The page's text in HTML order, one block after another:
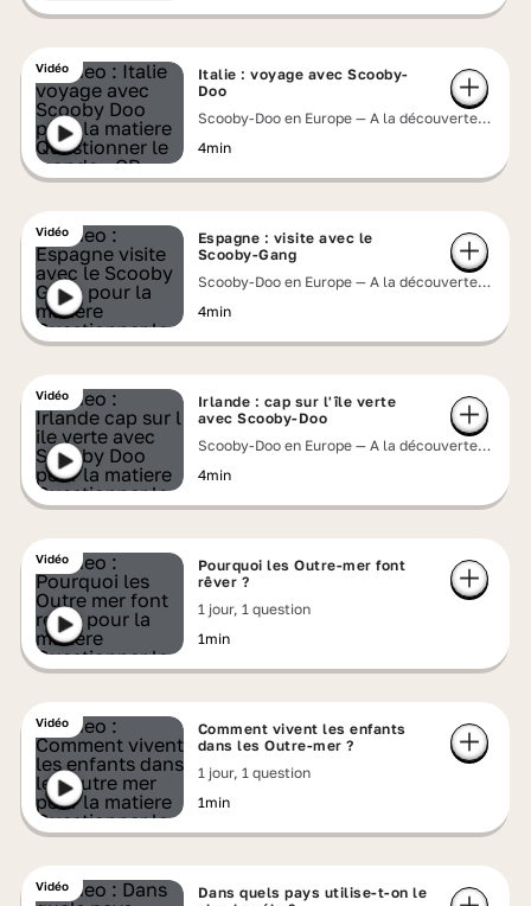
Vidéo
Italie : voyage avec Scooby-
Doo
Scooby-Doo en Europe — A la découverte
4min
Vidéo
Espagne : visite avec le
Scooby-Gang
Scooby-Doo en Europe — A la découverte
4min
Vidéo
Irlande : cap sur l'île verte
avec Scooby-Doo
Scooby-Doo en Europe — A la découverte
4min
Vidéo
Pourquoi les Outre-mer font
rêver ?
1 jour, 1 question
1min
Vidéo
Comment vivent les enfants
dans les Outre-mer ?
1 jour, 1 question
1min
Vidéo
Dans quels pays utilise-t-on le